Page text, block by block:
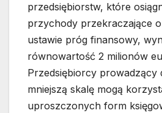
przedsiębiorstw, które
przychody przekraczające
ustawie próg finansowy,
równowartość 2 milionów
Przedsiębiorcy prowadzący
mniejszą skalę mogą
uproszczonych form